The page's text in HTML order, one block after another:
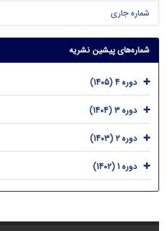
شماره جاری
شماره‌های پیشین نشریه
دوره 4 (1405)
دوره 3 (1404)
دوره 2 (1403)
دوره 1 (1402)